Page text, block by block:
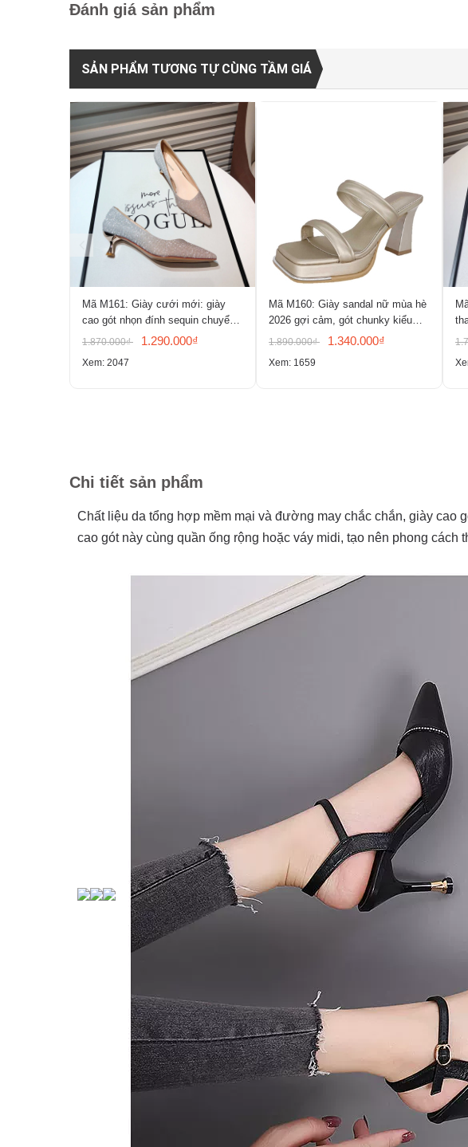
Đánh giá sản phẩm
SẢN PHẨM TƯƠNG TỰ CÙNG TẦM GIÁ
Mã M161: Giày cưới mới: giày
cao gót nhọn đính sequin chuyển
màu, giày mũi nhọn gợi cảm
1.870.000₫ 1.290.000₫
Xem: 2047
Mã M160: Giày sandal nữ mùa hè
2026 gợi cảm, gót chunky kiểu
Pháp, mũi vuông, hở mũi
1.890.000₫ 1.340.000₫
Xem: 1659
Chi tiết sản phẩm
Chất liệu da tổng hợp mềm mại và đường may chắc chắn, giày cao
cao gót này cùng quần ống rộng hoặc váy midi, tạo nên phong cách